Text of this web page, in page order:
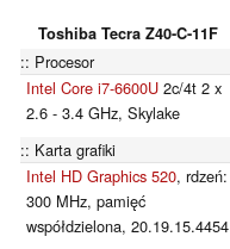
Toshiba Tecra Z40-C-11F
Procesor
Intel Core i7-6600U 2c/4t 2 x
2.6 - 3.4 GHz, Skylake
Karta grafiki
Intel HD Graphics 520, rdzeń:
300 MHz, pamięć
współdzielona, 20.19.15.4454